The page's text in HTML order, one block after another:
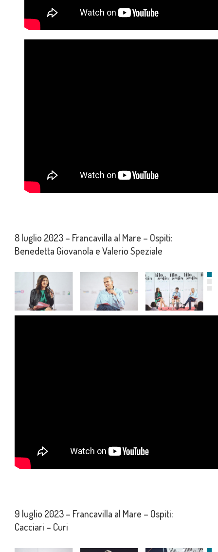
8 luglio 2023 – Francavilla al Mare – Ospiti:
Benedetta Giovanola e Valerio Speziale
9 luglio 2023 – Francavilla al Mare – Ospiti:
Cacciari – Curi